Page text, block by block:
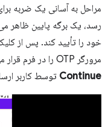
مراحل به آسانی یک ضربه
رسد، یک برگه پایین ظاهر
خود را تأیید کند. پس از
مرورگر OTP را در فرم قرار می‌دهد و فرم بدون نیاز به فشار دادن
Continue توسط کاربر